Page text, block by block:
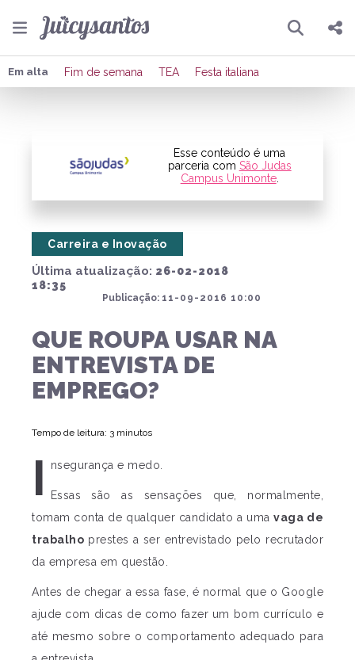
Pesquisar
Compartilhar
Publicar no Facebook
Em alta Fim de semana TEA Festa italiana
Esse conteúdo é uma
parceria com São Judas
Campus Unimonte.
Última atualização: 26-02-2018
18:35
Publicação: 11-09-2016 10:00
Carreira e Inovação
QUE ROUPA USAR NA
ENTREVISTA DE
EMPREGO?
Tempo de leitura: 3 minutos
I nsegurança e medo.
Essas são as sensações que, normalmente,
tomam conta de qualquer candidato a umavaga de
trabalho prestes a ser entrevistado pelo recrutador
da empresa em questão.
Antes de chegar a essa fase, é normal que o Google
ajude com dicas de como fazer um bom currículo e
até mesmo sobre o comportamento adequado para